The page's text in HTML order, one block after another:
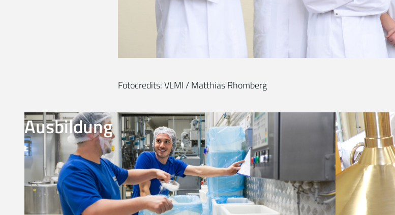
Fotocredits: VLMI / Matthias Rhomberg
Ausbildung